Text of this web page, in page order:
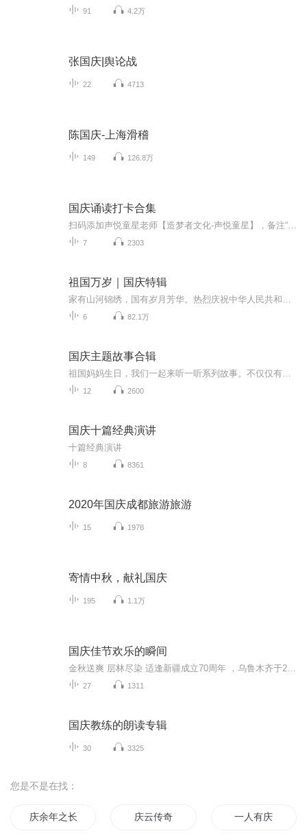
91 4.2万
张国庆|舆论战
22 4713
陈国庆-上海滑稽
149 126.8万
国庆诵读打卡合集
7 2303
祖国万岁｜国庆特辑
6 82.1万
国庆主题故事合辑
12 2600
国庆十篇经典演讲
十篇经典演讲
8 8361
2020年国庆成都旅游旅游
15 1978
寄情中秋，献礼国庆
195 1.1万
国庆佳节欢乐的瞬间
27 1311
国庆教练的朗读专辑
30 3325
您是不是在找：
庆余年之长歌行 庆云传奇 一人有庆